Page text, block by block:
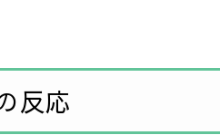
反応